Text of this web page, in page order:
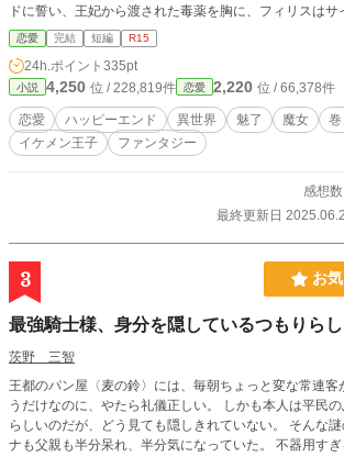
ドに誓い、王妃から渡された毒薬を胸に、フィリスはサイ
前に魔女に魅了を掛けられて。愛する人はサイラスだと
時間を過ごす。 やがて魅了は解けて…… サクッとハッピーエンドまで進みま
す。
恋愛 完結 短編 R15
24h.ポイント 335pt
小説 4,250 位 / 228,819件 恋愛 2,220 位 / 66,378件
恋愛 ハッピーエンド 異世界 魅了 魔女 巻
イケメン王子
ファンタジー
感想
最終更新日
3 お
最強騎士様、身分を隠しているつもりら
茨野 三智
王都のパン屋〈麦の鈴〉には、毎朝ちょっと変な常連客が来る。 パ
うだけなのに、やたら礼儀正しい。 しかも本人は平民
らしいのだが、どう見ても隠しきれていない。 そんな謎の男に、パン屋の娘リ
ナも父親も半分呆れ、半分気になっていた。 不器用すぎる最強騎士と、町娘の